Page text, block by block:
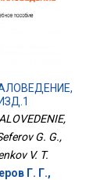
ИЗД.1
G. G.,
V. T.
Г. Г.,